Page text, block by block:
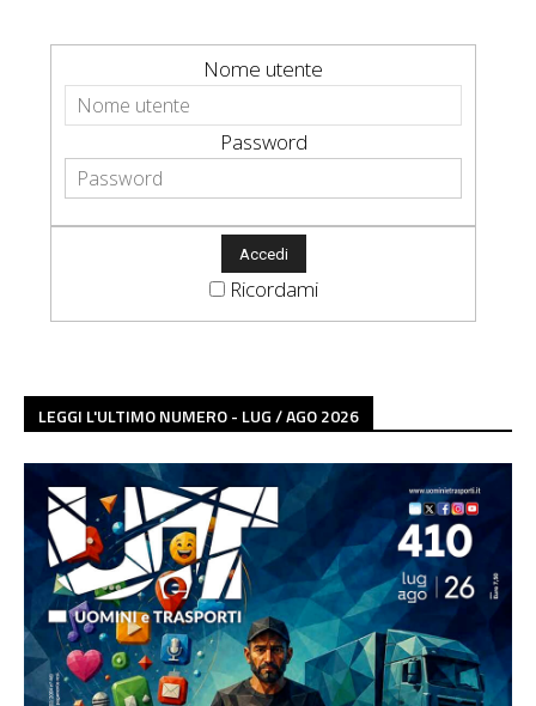
Nome utente
Password
Ricordami
LEGGI L'ULTIMO NUMERO - LUG / AGO 2026